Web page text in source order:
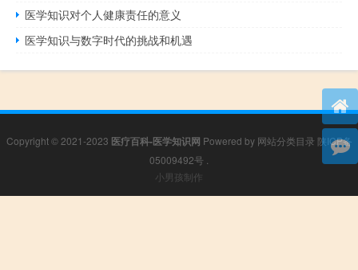
医学知识对个人健康责任的意义
医学知识与数字时代的挑战和机遇
Copyright © 2021-2023 医疗百科-医学知识网 Powered by 网站分类目录 陕ICP备
05009492号
小男孩制作